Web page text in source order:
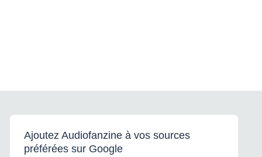
Ajoutez Audiofanzine à vos sources
préférées sur Google